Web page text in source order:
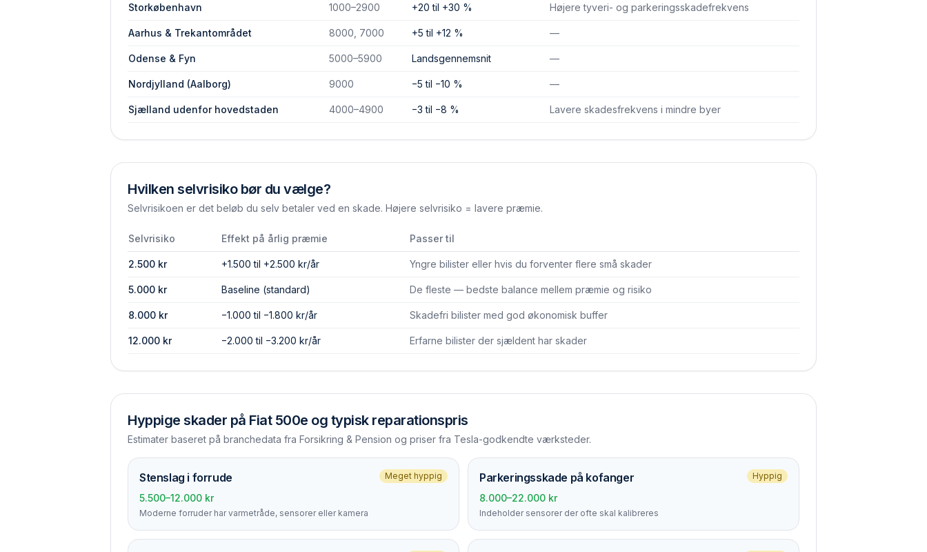
Storkøbenhavn 1000–2900 +20 til +30 % Højere tyveri- og parkerings­skadefrekvens
Aarhus & Trekantområdet 8000, 7000 +5 til +12 % —
Odense & Fyn 5000–5900 Landsgennemsnit —
Nordjylland (Aalborg) 9000 −5 til −10 % —
Sjælland udenfor hovedstaden 4000–4900 −3 til −8 % Lavere skades­frekvens i mindre byer
Hvilken selvrisiko bør du vælge?
Selvrisikoen er det beløb du selv betaler ved en skade. Højere selvrisiko = lavere præmie.
Selvrisiko Effekt på årlig præmie Passer til
2.500 kr +1.500 til +2.500 kr/år Yngre bilister eller hvis du forventer flere små skader
5.000 kr Baseline (standard) De fleste — bedste balance mellem præmie og risiko
8.000 kr −1.000 til −1.800 kr/år Skadefri bilister med god økonomisk buffer
12.000 kr −2.000 til −3.200 kr/år Erfarne bilister der sjældent har skader
Hyppige skader på Fiat 500e og typisk reparationspris
Estimater baseret på branchedata fra Forsikring & Pension og priser fra Tesla-godkendte værksteder.
Stenslag i forrude Meget hyppig
5.500–12.000 kr
Moderne forruder har varmetråde, sensorer eller kamera
Parkerings­skade på kofanger Hyppig
8.000–22.000 kr
Indeholder sensorer der ofte skal kalibreres